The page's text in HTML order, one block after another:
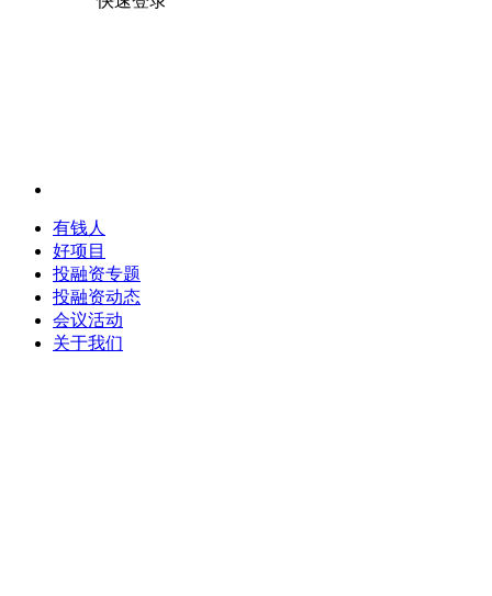
有钱人
好项目
投融资专题
投融资动态
会议活动
关于我们